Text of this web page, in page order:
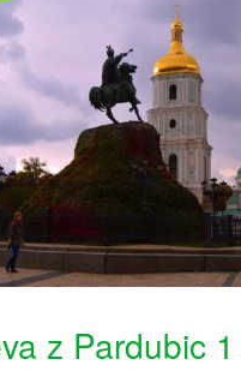
z Pardubic